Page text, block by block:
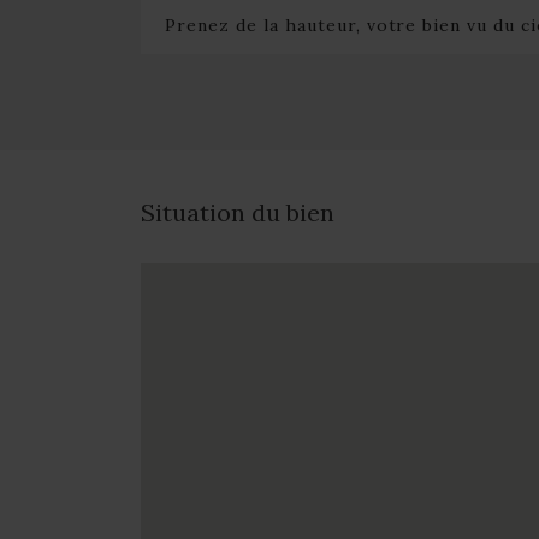
Prenez de la hauteur, votre bien vu du
Situation du bien